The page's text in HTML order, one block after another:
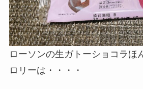
ローソンの生ガトーショコラほ
ロリーは・・・・